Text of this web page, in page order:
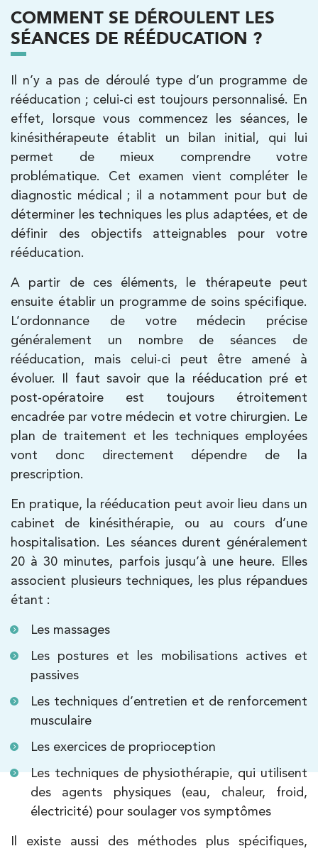
COMMENT SE DÉROULENT LES
SÉANCES DE RÉÉDUCATION ?
Il n’y a pas de déroulé type d’un programme de
rééducation ; celui-ci est toujours personnalisé. En
effet, lorsque vous commencez les séances, le
kinésithérapeute établit un bilan initial, qui lui
permet de mieux comprendre votre
problématique. Cet examen vient compléter le
diagnostic médical ; il a notamment pour but de
déterminer les techniques les plus adaptées, et de
définir des objectifs atteignables pour votre
rééducation.
A partir de ces éléments, le thérapeute peut
ensuite établir un programme de soins spécifique.
L’ordonnance de votre médecin précise
généralement un nombre de séances de
rééducation, mais celui-ci peut être amené à
évoluer. Il faut savoir que la rééducation pré et
post-opératoire est toujours étroitement
encadrée par votre médecin et votre chirurgien. Le
plan de traitement et les techniques employées
vont donc directement dépendre de la
prescription.
En pratique, la rééducation peut avoir lieu dans un
cabinet de kinésithérapie, ou au cours d’une
hospitalisation. Les séances durent généralement
20 à 30 minutes, parfois jusqu’à une heure. Elles
associent plusieurs techniques, les plus répandues
étant :
Les massages
Les postures et les mobilisations actives et
passives
Les techniques d’entretien et de renforcement
musculaire
Les exercices de proprioception
Les techniques de physiothérapie, qui utilisent
des agents physiques (eau, chaleur, froid,
électricité) pour soulager vos symptômes
Il existe aussi des méthodes plus spécifiques,
85 Av. de Balzac 91420 Morangis
85 Av. de Balzac 91420 Morangis
01 64 48 35 84
PRENDRE RDV
PRENDRE RDV
IK Meudon – 92
8 Rue de Paris 92190 Meudon
8 Rue de Paris 92190 Meudon
01 40 95 01 09
PRENDRE RDV
Kinésithérapie